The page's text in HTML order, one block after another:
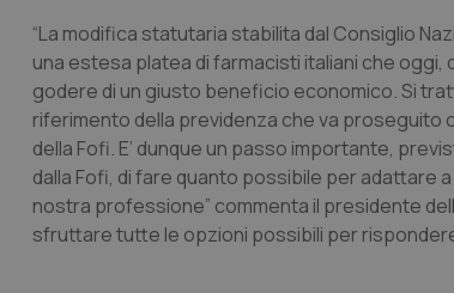
“La modifica statutaria stabilita dal Consiglio
una estesa platea di farmacisti italiani che
godere di un giusto beneficio economico. Si
riferimento della previdenza che va proseguito
della Fofi. E’ dunque un passo importante,
dalla Fofi, di fare quanto possibile per adattare
nostra professione” commenta il presidente
sfruttare tutte le opzioni possibili per